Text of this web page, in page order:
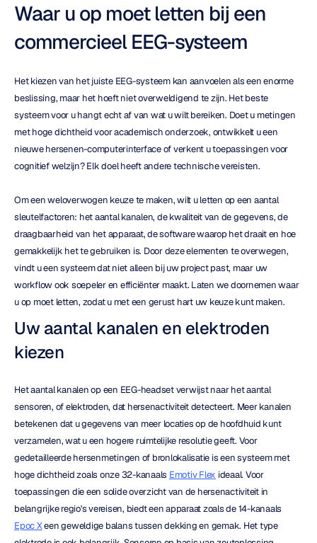
Waar u op moet letten bij een
commercieel EEG-systeem
Het kiezen van het juiste EEG-systeem kan aanvoelen als een enorme
beslissing, maar het hoeft niet overweldigend te zijn. Het beste
systeem voor u hangt echt af van wat u wilt bereiken. Doet u metingen
met hoge dichtheid voor academisch onderzoek, ontwikkelt u een
nieuwe hersenen-computerinterface of verkent u toepassingen voor
cognitief welzijn? Elk doel heeft andere technische vereisten.
Om een weloverwogen keuze te maken, wilt u letten op een aantal
sleutelfactoren: het aantal kanalen, de kwaliteit van de gegevens, de
draagbaarheid van het apparaat, de software waarop het draait en hoe
gemakkelijk het te gebruiken is. Door deze elementen te overwegen,
vindt u een systeem dat niet alleen bij uw project past, maar uw
workflow ook soepeler en efficiënter maakt. Laten we doornemen waar
u op moet letten, zodat u met een gerust hart uw keuze kunt maken.
Uw aantal kanalen en elektroden
kiezen
Het aantal kanalen op een EEG-headset verwijst naar het aantal
sensoren, of elektroden, dat hersenactiviteit detecteert. Meer kanalen
betekenen dat u gegevens van meer locaties op de hoofdhuid kunt
verzamelen, wat u een hogere ruimtelijke resolutie geeft. Voor
gedetailleerde hersenmetingen of bronlokalisatie is een systeem met
hoge dichtheid zoals onze 32-kanaals Emotiv Flex ideaal. Voor
toepassingen die een solide overzicht van de hersenactiviteit in
Epoc X een geweldige balans tussen dekking en gemak. Het type